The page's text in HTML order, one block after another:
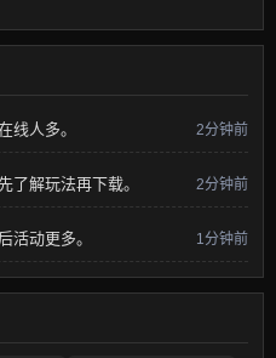
线人多。 2分钟前
了解玩法再下载。 2分钟前
活动更多。 1分钟前